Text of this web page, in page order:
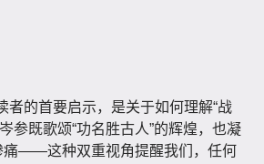
者的首要启示，是关于如何理解“战
参既歌颂“功名胜古人”的辉煌，也凝
痛——这种双重视角提醒我们，任何